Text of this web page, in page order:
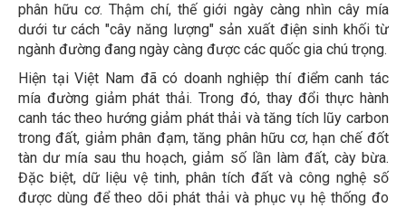
phân hữu cơ. Thậm chí, thế giới ngày càng nhìn cây mía
dưới tư cách "cây năng lượng" sản xuất điện sinh khối từ
ngành đường đang ngày càng được các quốc gia chú trọng.
Hiện tại Việt Nam đã có doanh nghiệp thí điểm canh tác
mía đường giảm phát thải. Trong đó, thay đổi thực hành
canh tác theo hướng giảm phát thải và tăng tích lũy carbon
trong đất, giảm phân đạm, tăng phân hữu cơ, hạn chế đốt
tàn dư mía sau thu hoạch, giảm số lần làm đất, cày bừa.
Đặc biệt, dữ liệu vệ tinh, phân tích đất và công nghệ số
được dùng để theo dõi phát thải và phục vụ hệ thống đo